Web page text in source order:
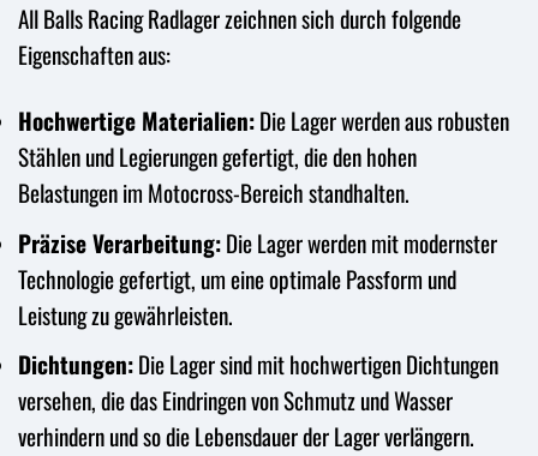
All Balls Racing Radlager zeichnen sich durch folgende
Eigenschaften aus:
Hochwertige Materialien:Die Lager werden aus robusten
Stählen und Legierungen gefertigt, die den hohen
Belastungen im Motocross-Bereich standhalten.
Präzise Verarbeitung:Die Lager werden mit modernster
Technologie gefertigt, um eine optimale Passform und
Leistung zu gewährleisten.
Dichtungen:Die Lager sind mit hochwertigen Dichtungen
versehen, die das Eindringen von Schmutz und Wasser
verhindern und so die Lebensdauer der Lager verlängern.